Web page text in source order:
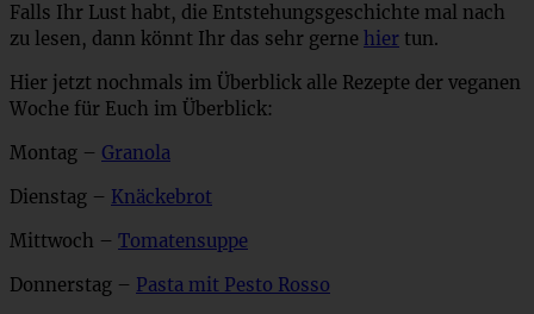
Falls Ihr Lust habt, die Entstehungsgeschichte mal nach
zu lesen, dann könnt Ihr das sehr gerne hier tun.
Hier jetzt nochmals im Überblick alle Rezepte der veganen
Woche für Euch im Überblick:
Montag – Granola
Dienstag – Knäckebrot
Mittwoch – Tomatensuppe
Donnerstag – Pasta mit Pesto Rosso